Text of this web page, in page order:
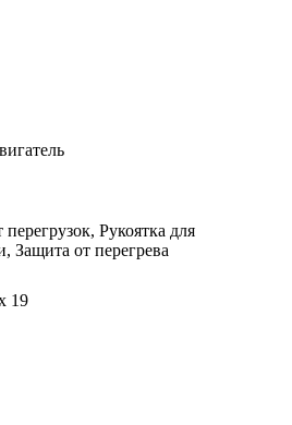
Рукоятка для
Защита от перегрева
19